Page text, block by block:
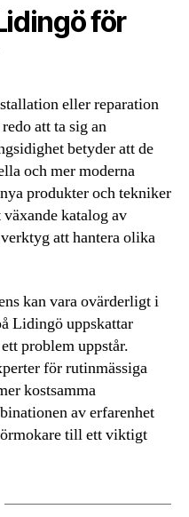
för
eller reparation
att ta sig an
betyder att de
och mer moderna
produkter och tekniker
katalog av
att hantera olika
kan vara ovärderligt i
Lidingö uppskattar
problem uppstår.
för rutinmässiga
kostsamma
av erfarenhet
till ett viktigt